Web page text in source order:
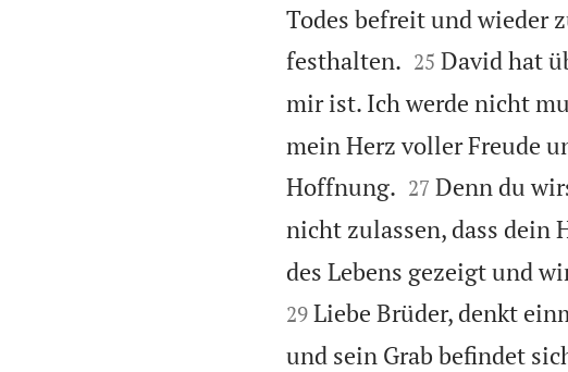
Todes befreit und wieder
festhalten.
25 David hat
mir ist. Ich werde nicht
mein Herz voller Freude
Hoffnung.
27 Denn du
nicht zulassen, dass dein
des Lebens gezeigt und
29 Liebe Brüder, denkt
und sein Grab befindet